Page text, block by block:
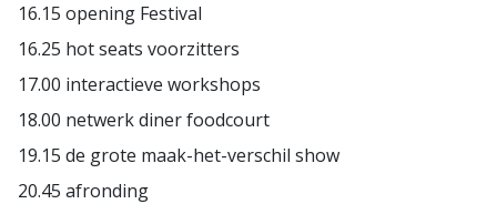
16.15 opening Festival
16.25 hot seats voorzitters
17.00 interactieve workshops
18.00 netwerk diner foodcourt
19.15 de grote maak-het-verschil show
20.45 afronding